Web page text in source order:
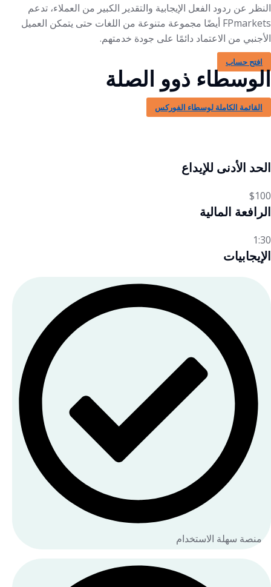
النظر عن ردود الفعل الإيجابية والتقدير الكبير من العملاء، تدعم
FPmarkets أيضًا مجموعة متنوعة من اللغات حتى يتمكن العميل
الأجنبي من الاعتماد دائمًا على جودة خدمتهم.
افتح حساب
الوسطاء ذوو الصلة
القائمة الكاملة لوسطاء الفوركس
الحد الأدنى للإيداع
$100
الرافعة المالية
1:30
الإيجابيات
منصة سهلة الاستخدام